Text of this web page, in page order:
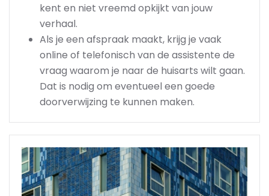
kent en niet vreemd opkijkt van jouw
verhaal.
Als je een afspraak maakt, krijg je vaak
online of telefonisch van de assistente de
vraag waarom je naar de huisarts wilt gaan.
Dat is nodig om eventueel een goede
doorverwijzing te kunnen maken.